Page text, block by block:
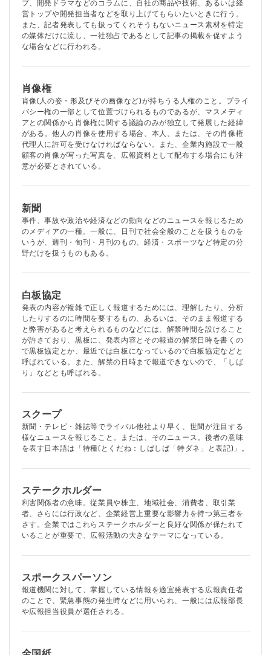
プ、開発ドラマなどのコラムに、自社の商品や技術、あるいは経
営トップや開発担当者などを取り上げてもらいたいときに行う。
また、記者発表しても扱ってくれそうもないニュース素材を特定
の媒体だけに流し、一社独占であるとして記事の掲載を促すよう
な場合などに行われる。
肖像権
肖像(人の姿・形及びその画像など)が持ちうる人権のこと。プライ
バシー権の一部として位置づけられるものであるが、マスメディ
アとの関係から肖像権に関する議論のみが独立して発展した経緯
がある。他人の肖像を使用する場合、本人、または、その肖像権
代理人に許可を受けなければならない。また、企業内施設で一般
顧客の肖像が写った写真を、広報資料として配布する場合にも注
意が必要とされている。
新聞
事件、事故や政治や経済などの動向などのニュースを報じるため
のメディアの一種。一般に、日刊で社会全般のことを扱うものを
いうが、週刊・旬刊・月刊のもの、経済・スポーツなど特定の分
野だけを扱うものもある。
白板協定
発表の内容が複雑で正しく報道するためには、理解したり、分析
したりするのに時間を要するもの、あるいは、そのまま報道する
と弊害があると考えられるものなどには、解禁時間を設けること
が許さており、黒板に、発表内容とその報道の解禁日時を書くの
で黒板協定とか、最近では白板になっているので白板協定などと
呼ばれている。また、解禁の日時まで報道できないので、「しば
り」などとも呼ばれる。
スクープ
新聞・テレビ・雑誌等でライバル他社より早く、世間が注目する
様なニュースを報じること。または、そのニュース。後者の意味
を表す日本語は「特種(とくだね：しばしば「特ダネ」と表記)」。
ステークホルダー
利害関係者の意味。従業員や株主、地域社会、消費者、取引業
者、さらには行政など、企業経営上重要な影響力を持つ第三者を
さす。企業ではこれらステークホルダーと良好な関係が保たれて
いることが重要で、広報活動の大きなテーマになっている。
スポークスパーソン
報道機関に対して、掌握している情報を適宜発表する広報責任者
のことで、緊急事態の発生時などに用いられ、一般には広報部長
や広報担当役員が選任される。